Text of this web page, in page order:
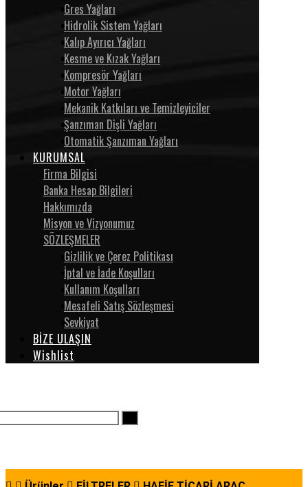
Gres Yağları
Hidrolik Sistem Yağları
Kalıp Ayırıcı Yağları
Kesme ve Kızak Yağları
Kompresör Yağları
Motor Yağları
Mekanik Katkıları ve Temizleyiciler
Şanzıman Dişli Yağları
Otomatik Şanzıman Yağları
KURUMSAL
Firma Bilgisi
Banka Hesap Bilgileri
Hakkımızda
Misyon ve Vizyonumuz
SÖZLEŞMELER
Gizlilik ve Çerez Politikası
İptal ve İade Koşulları
Kullanım Koşulları
Mesafeli Satış Sözleşmesi
Sevkiyat
BİZE ULAŞIN
Wishlist